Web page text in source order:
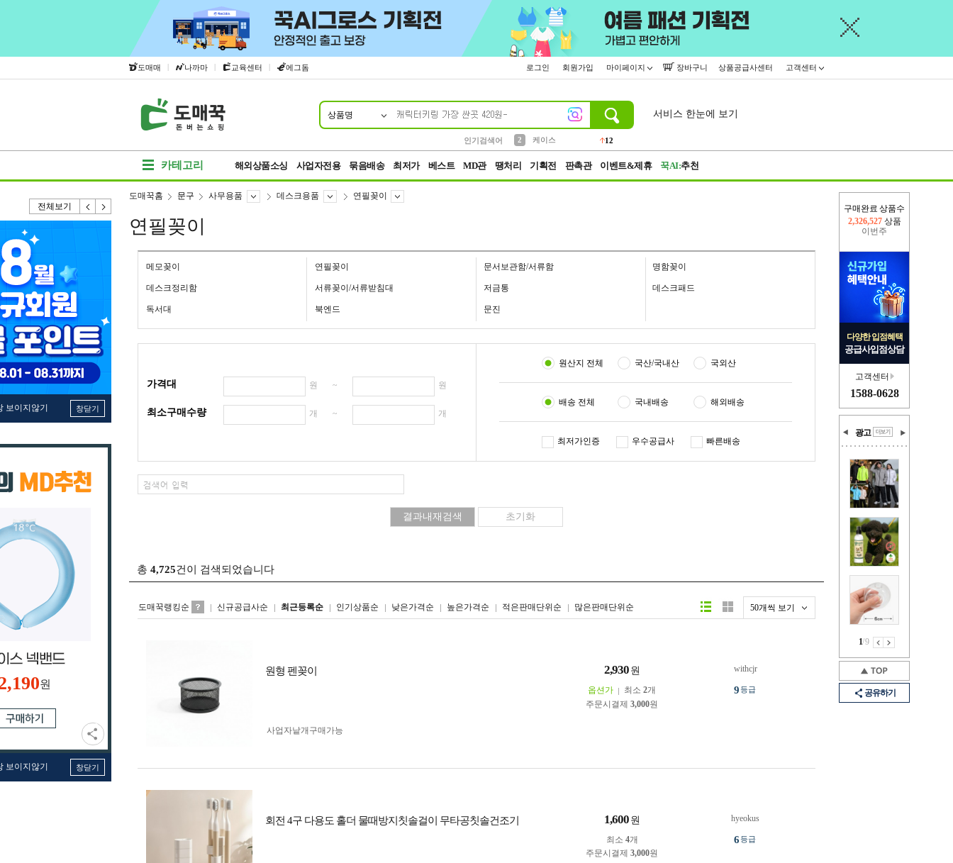
도매매 | 나까마 | 교육센터 | 에그돔 로그인 회원가입 마이페이지 장바구니 상품공급사센터 고객센터
상품명
인기검색어
2
케이스
12
서비스 한눈에 보기
카테고리 해외상품소싱 사업자전용 묶음배송 최저가 베스트 MD관 땡처리 기획전 판촉관 이벤트&제휴 꾹AI:추천
전체보기
보이지않기 창닫기
원
보이지않기 창닫기
구매완료 상품수
이번주
2,227,264상품
다양한 입점혜택
공급사입점상담
고객센터
1588-0628
광고
1/9
공유하기
도매꾹홈 문구 사무용품 데스크용품 연필꽂이
연필꽂이
메모꽂이 연필꽂이 문서보관함/서류함 명함꽂이
데스크정리함 서류꽂이/서류받침대 저금통 데스크패드
독서대 북엔드 문진
가격대 원 ~ 원
최소구매수량 개 ~ 개
원산지 전체 국산/국내산 국외산
배송 전체 국내배송 해외배송
최저가인증 우수공급사 빠른배송
총 4,725건이 검색되었습니다
도매꾹랭킹순 신규공급사순 최근등록순 인기상품순 낮은가격순 높은가격순 적은판매단위순 많은판매단위순 50개씩 보기
리스트형갤러리형
원형 펜꽂이 2,930 원
옵션가 최소 2개
주문시결제 3,000원
사업자 낱개구매가능
withcjr
9등급
회전 4구 다용도 홀더 물때방지칫솔걸이 무타공칫솔건조기 1,600 원
최소 4개
주문시결제 3,000원
hyeokus
6등급